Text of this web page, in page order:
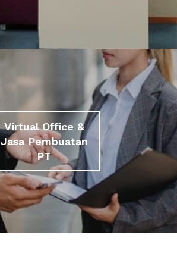
Virtual Office &
Jasa Pembuatan
PT